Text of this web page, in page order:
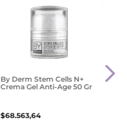
By Derm Stem Cells N+
Crema Gel Anti-Age 50 Gr
$68.563,64
La